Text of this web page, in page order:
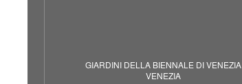
GIARDINI DELLA BIENNALE DI VENEZIA
VENEZIA